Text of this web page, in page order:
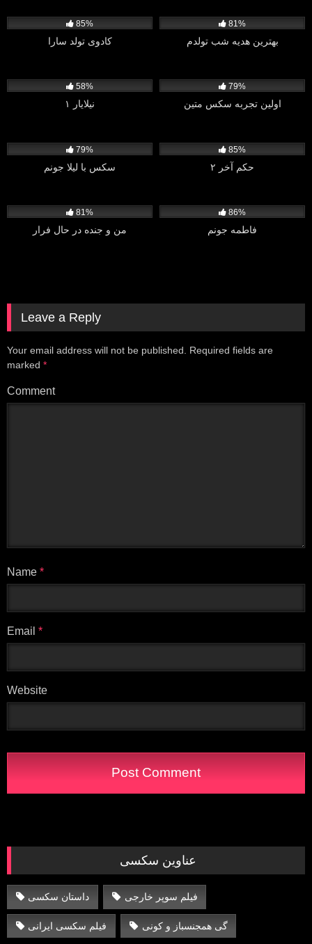
85%
کادوی تولد سارا
81%
بهترین هدیه شب تولدم
58%
نیلایار ۱
79%
اولین تجربه سکس متین
79%
سکس با لیلا جونم
85%
حکم آخر ۲
81%
من و جنده در حال فرار
86%
فاطمه جونم
Leave a Reply
Your email address will not be published. Required fields are
marked *
Comment
Name *
Email *
Website
عناوین سکسی
داستان سکسی فیلم سوپر خارجی
فیلم سکسی ایرانی گی همجنسباز و کونی